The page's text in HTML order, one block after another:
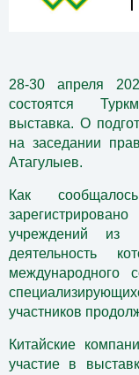
28-30 апреля
состоятся
выставка. О
на заседании
Атагулыев.
Как
учреждений из
деятельность
международного
участников
Китайские
участие в